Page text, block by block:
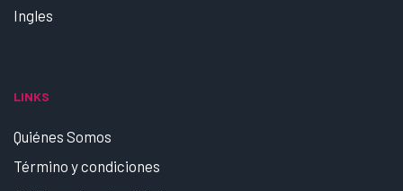
Ingles
LINKS
Quiénes Somos
Término y condiciones